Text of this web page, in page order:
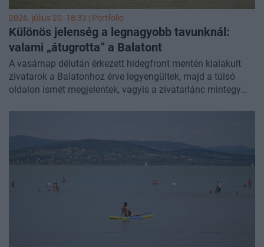
2026. július 20. 18:33 | Portfolio
Különös jelenség a legnagyobb tavunknál:
valami „átugrotta” a Balatont
A vasárnap délután érkezett hidegfront mentén kialakult
zivatarok a Balatonhoz érve legyengültek, majd a túlsó
oldalon ismét megjelentek, vagyis a zivatarlánc mintegy